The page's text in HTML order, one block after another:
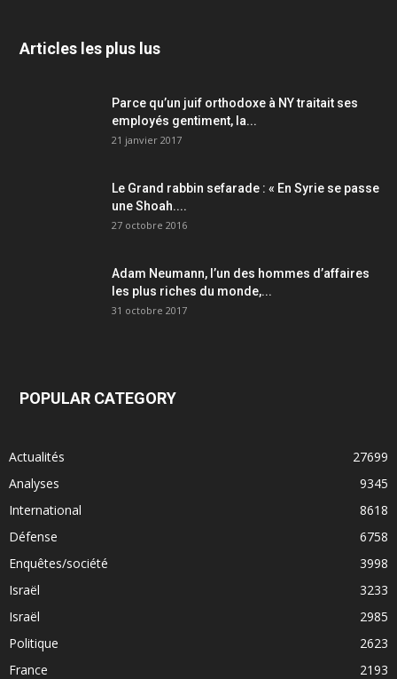
Articles les plus lus
Parce qu’un juif orthodoxe à NY traitait ses
employés gentiment, la...
21 janvier 2017
Le Grand rabbin sefarade : « En Syrie se passe
une Shoah....
27 octobre 2016
Adam Neumann, l’un des hommes d’affaires
les plus riches du monde,...
31 octobre 2017
POPULAR CATEGORY
Actualités
27699
Analyses
9345
International
8618
Défense
6758
Enquêtes/société
3998
Israël
3233
Israël
2985
Politique
2623
France
2193